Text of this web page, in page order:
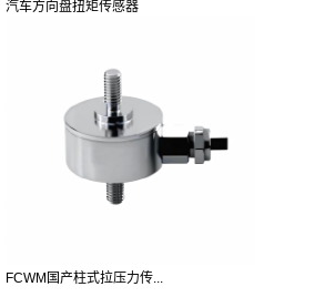
汽车方向盘扭矩传感器
FCWM国产柱式拉压力传...